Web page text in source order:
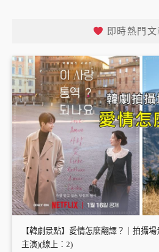
即時熱門文
【韓劇景點】愛情怎麼翻譯？｜拍攝
主演)(線上：2)